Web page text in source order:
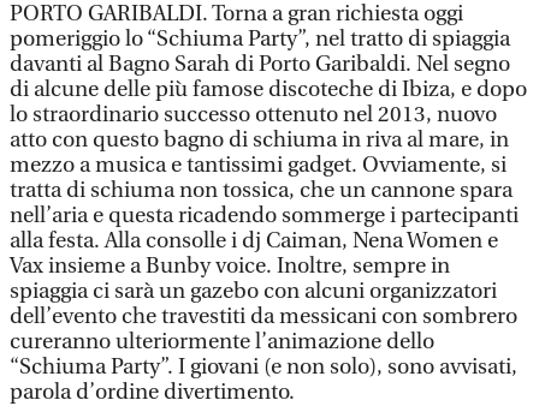
PORTO GARIBALDI. Torna a gran richiesta oggi
pomeriggio lo “Schiuma Party”, nel tratto di spiaggia
davanti al Bagno Sarah di Porto Garibaldi. Nel segno
di alcune delle più famose discoteche di Ibiza, e dopo
lo straordinario successo ottenuto nel 2013, nuovo
atto con questo bagno di schiuma in riva al mare, in
mezzo a musica e tantissimi gadget. Ovviamente, si
tratta di schiuma non tossica, che un cannone spara
nell’aria e questa ricadendo sommerge i partecipanti
alla festa. Alla consolle i dj Caiman, Nena Women e
Vax insieme a Bunby voice. Inoltre, sempre in
spiaggia ci sarà un gazebo con alcuni organizzatori
dell’evento che travestiti da messicani con sombrero
cureranno ulteriormente l’animazione dello
“Schiuma Party”. I giovani (e non solo), sono avvisati,
parola d’ordine divertimento.